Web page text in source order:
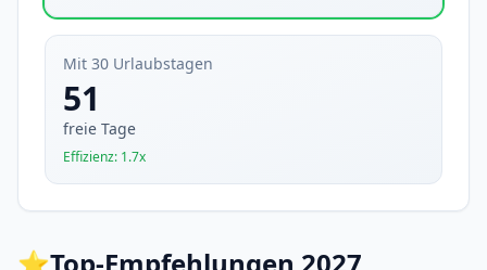
Mit 30 Urlaubstagen
51
freie Tage
Effizienz: 1.7x